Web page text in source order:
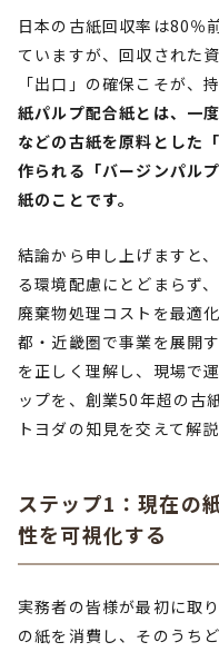
日本の古紙回収率は80％
ていますが、回収された
「出口」の確保こそが、
紙パルプ配合紙とは、一
などの古紙を原料とした
作られる「バージンパル
紙のことです。
結論から申し上げますと
る環境配慮にとどまらず
廃棄物処理コストを最適
都・近畿圏で事業を展開
を正しく理解し、現場で
ップを、創業50年超の古
トヨダの知見を交えて解説
ステップ1：現在の
性を可視化する
実務者の皆様が最初に取
の紙を消費し、そのうち